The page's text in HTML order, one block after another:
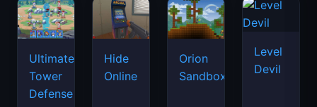
Ultimate
Tower
Defense
Hide
Online
Orion
Sandbox
Level
Devil